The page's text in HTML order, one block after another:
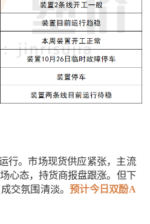
行。市场现货供应紧张，主流
心态，持货商报盘跟涨。但下
交氛围清淡。预计今日双酚A